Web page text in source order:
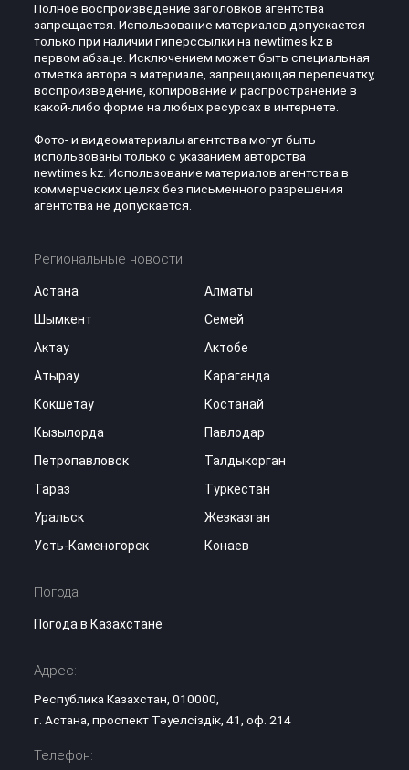
Полное воспроизведение заголовков агентства
запрещается. Использование материалов допускается
только при наличии гиперссылки на newtimes.kz в
первом абзаце. Исключением может быть специальная
отметка автора в материале, запрещающая перепечатку,
воспроизведение, копирование и распространение в
какой-либо форме на любых ресурсах в интернете.
Фото- и видеоматериалы агентства могут быть
использованы только с указанием авторства
newtimes.kz. Использование материалов агентства в
коммерческих целях без письменного разрешения
агентства не допускается.
Региональные новости
Астана
Алматы
Шымкент
Семей
Актау
Актобе
Атырау
Караганда
Кокшетау
Костанай
Кызылорда
Павлодар
Петропавловск
Талдыкорган
Тараз
Туркестан
Уральск
Жезказган
Усть-Каменогорск
Конаев
Погода
Погода в Казахстане
Адрес:
Республика Казахстан, 010000,
г. Астана, проспект Тәуелсіздік, 41, оф. 214
Телефон: